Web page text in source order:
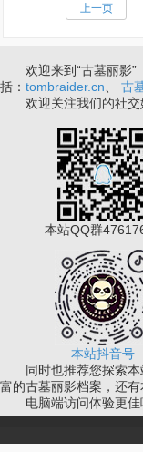
上一页
欢迎来到“古墓丽影”
括： tombraider.cn 古
欢迎关注我们的社交
本站QQ群
本站抖音号
同时也推荐您探索本
富的古墓丽影档案，还有
电脑端访问体验更佳